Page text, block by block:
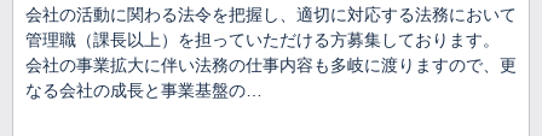
会社の活動に関わる法令を把握し、適切に対応する法務において
管理職（課長以上）を担っていただける方募集しております。
会社の事業拡大に伴い法務の仕事内容も多岐に渡りますので、更
なる会社の成長と事業基盤の…